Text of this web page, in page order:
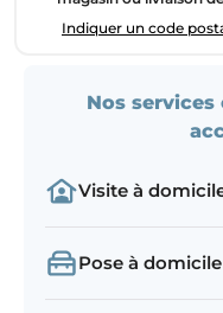
Indiquer un code
Nos
Visite à
Pose à domicile